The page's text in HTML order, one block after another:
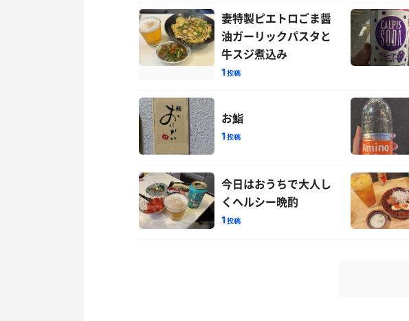
妻特製ピエトロごま醤
油ガーリックパスタと
牛スジ煮込み
1投稿
お鮨
1投稿
今日はおうちで大人し
くヘルシー晩酌
1投稿